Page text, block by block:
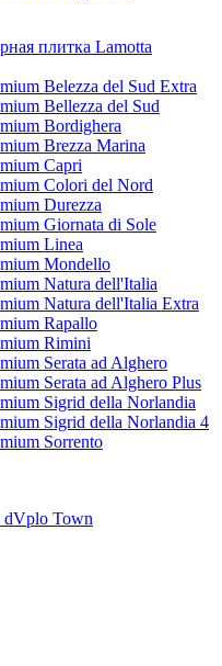
плитка Lamotta
Belezza del Sud Extra
Bellezza del Sud
Bordighera
Brezza Marina
Capri
Colori del Nord
Durezza
Giornata di Sole
Linea
Mondello
Natura dell'Italia
Natura dell'Italia Extra
Rapallo
Rimini
Serata ad Alghero
Serata ad Alghero Plus
Sigrid della Norlandia
Sigrid della Norlandia 4
Sorrento
dVplo Town